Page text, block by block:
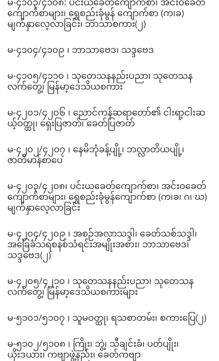
ကျောက်စာများ၊ ရွှေစည်းခုံမွန် ကျောက်စာ (က၊ခ)
မျက်နှာလေ့လာခြင်း၊ ဘာသာစကား(၂)
မ-၄၁၀၄/၄၁၀၉ ၊ ဘာသာဗေဒ၊ သဒ္ဒဗေဒ
မ-၄၁၀၅/၄၁၁၀ ၊ သုတေသနနည်းပညာ၊ သုတေသန
လက်တွေ့၊ မြန်မာ့ဒေသိယစကား
မ-၄၂၀၁/၄၂၀၆ ၊ ညောင်ကန်ဆရာတော်၏ ငါးရာ့ငါးဆ
ယ့်ဝတ္ထု၊ ရှေးပြဇာတ်၊ ခေတ်ပြဇာတ်
မ-၄၂၀၂/၄၂၀၇ ၊ နေမိဘုံခန့်ပျို့၊ ဘလ္လာတိယပျို့၊
ဇာတိမာန်စာပေ
မ-၄၂၀၃/၄၂၀၈၊ ပင်းယခေတ်ကျောက်စာ၊ အင်းဝခေတ်
ကျောက်စာများ၊ ရွှေစည်းခုံမွန်ကျောက်စာ (က၊ခ၊ ဂ၊ ဃ)
မျက်နှာလေ့လာခြင်း
မ-၄၂၀၄/၄၂၀၉ ၊ အစဉ်အလာသဒ္ဒါ၊ ခေတ်သစ်သဒ္ဒါ၊
အခြေခံသရစနစ်သံရင်းအမျိုးအစား၊ ဘာသာဗေဒ၊
သဒ္ဒဗေဒ(၂)
မ-၄၂၀၅/၄၂၁၀ ၊ သုတေသနနည်းပညာ၊ သုတေသန
လက်တွေ့၊ မြန်မာ့ဒေသိယစကားများ
မ-၅၁၀၁/၅၁၀၇ ၊ သူမဝတ္ထု၊ ရသစာတမ်း၊ စကားပြေ(၂)
မ-၅၁၀၂/၅၁၀၈ ၊ ကြိုး၊ ဘွဲ့၊ သီချင်းခံ၊ ပတ်ပျိုး၊
ယိုးဒယား၊ ကဗျာဖွဲ့နည်း၊ ခေတ်ကဗျာ